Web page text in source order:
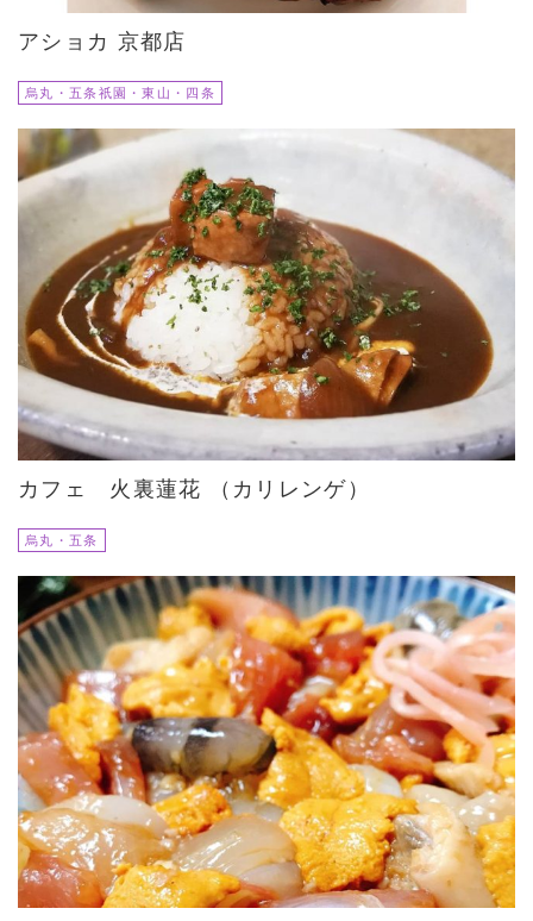
アショカ 京都店
烏丸・五条祇園・東山・四条
カフェ 火裏蓮花 （カリレンゲ）
烏丸・五条